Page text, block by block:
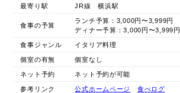
最寄り駅 JR線 横浜駅
食事の予算
ランチ予算：3,000円〜3,999円
ディナー予算：3,000円〜3,999円
食事ジャンル イタリア料理
個室の有無 個室なし
ネット予約 ネット予約が可能
参考リンク 公式ホームページ 食べログ